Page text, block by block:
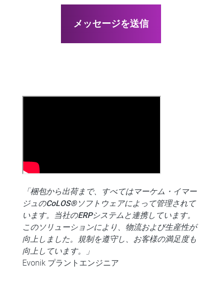
メッセージを送信
「梱包から出荷まで、すべてはマーケム・イマー
ジュのCoLOS®ソフトウェアによって管理されて
います。当社のERPシステムと連携しています。
このソリューションにより、物流および生産性が
向上しました。規制を遵守し、お客様の満足度も
向上しています。」
Evonik プラントエンジニア